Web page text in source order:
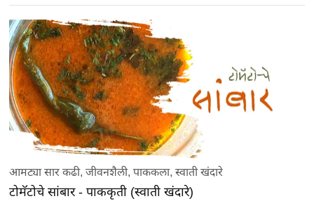
आमट्या सार कढी,जीवनशैली,पाककला,स्वाती खंदारे
टोमॅटोचे सांबार - पाककृती (स्वाती खंदारे)